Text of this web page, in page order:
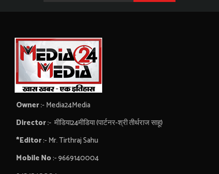
Owner:- Media24Media
Director:- मीडिया24मीडिया (पार्टनर-श्री तीर्थराज साहू)
*Editor:- Mr. Tirthraj Sahu
Mobile No:- 9669140004